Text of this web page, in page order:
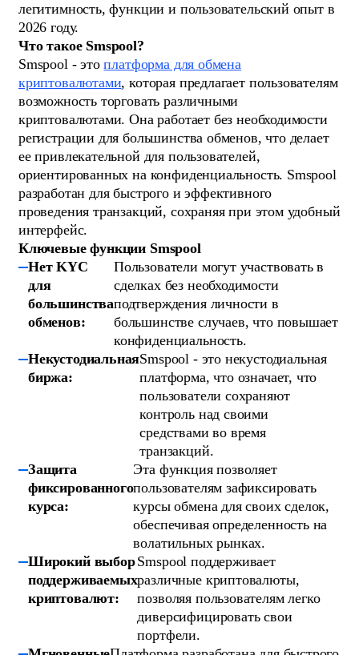
легитимность, функции и пользовательский опыт в
2026 году.
Что такое Smspool?
Smspool - этоплатформа для обмена
криптовалютами, которая предлагает пользователям
возможность торговать различными
криптовалютами. Она работает без необходимости
регистрации для большинства обменов, что делает
ее привлекательной для пользователей,
ориентированных на конфиденциальность. Smspool
разработан для быстрого и эффективного
проведения транзакций, сохраняя при этом удобный
интерфейс.
Ключевые функции Smspool
Нет KYC
для
большинства
обменов:
Пользователи могут участвовать в
сделках без необходимости
подтверждения личности в
большинстве случаев, что повышает
конфиденциальность.
Некустодиальная
биржа:
Smspool - это некустодиальная
платформа, что означает, что
пользователи сохраняют
контроль над своими
средствами во время
транзакций.
Защита
фиксированного
курса:
Эта функция позволяет
пользователям зафиксировать
курсы обмена для своих сделок,
обеспечивая определенность на
волатильных рынках.
Широкий выбор
поддерживаемых
криптовалют:
Smspool поддерживает
различные криптовалюты,
позволяя пользователям легко
диверсифицировать свои
портфели.